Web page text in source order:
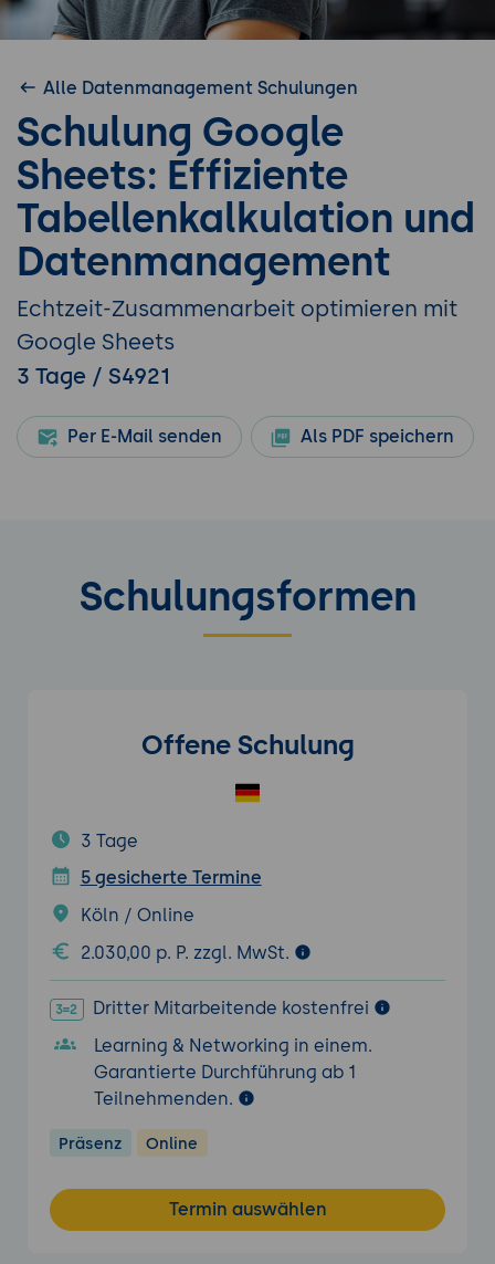
Alle Datenmanagement Schulungen
Schulung Google
Sheets: Effiziente
Tabellenkalkulation und
Datenmanagement
Echtzeit-Zusammenarbeit optimieren mit
Google Sheets
3 Tage / S4921
Per E-Mail senden Als PDF speichern
Schulungsformen
Offene Schulung
3 Tage
5 gesicherte Termine
Köln / Online
2.030,00 p. P. zzgl. MwSt.
Dritter Mitarbeitende kostenfrei
Learning & Networking in einem.
Garantierte Durchführung ab 1
Teilnehmenden.
Präsenz Online
Termin auswählen